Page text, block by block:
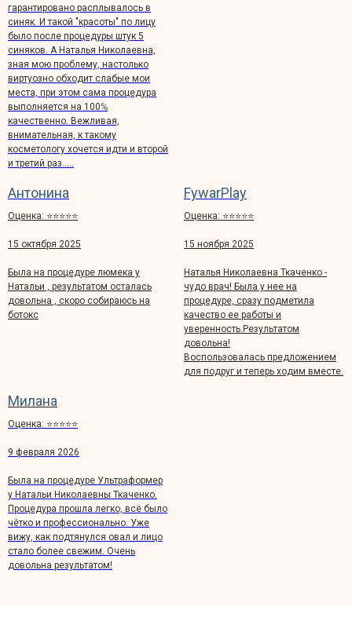
гарантировано расплывалось в
синяк. И такой "красоты" по лицу
было после процедуры штук 5
синяков. А Наталья Николаевна,
зная мою проблему, настолько
виртуозно обходит слабые мои
места, при этом сама процедура
выполняется на 100℅
качественно. Вежливая,
внимательная, к такому
косметологу хочется идти и второй
и третий раз.....
Антонина
Оценка: ⭐️⭐️⭐️⭐️⭐️
15 октября 2025
Была на процедуре люмека у
Натальи , результатом осталась
довольна , скоро собираюсь на
ботокс
FywarPlay
Оценка: ⭐️⭐️⭐️⭐️⭐️
15 ноября 2025
Наталья Николаевна Ткаченко -
чудо врач! Была у нее на
процедуре, сразу подметила
качество ее работы и
уверенность.Результатом
довольна!
Воспользовалась предложением
для подруг и теперь ходим вместе.
Милана
Оценка: ⭐️⭐️⭐️⭐️⭐️
9 февраля 2026
Была на процедуре Ультраформер
у Натальи Николаевны Ткаченко.
Процедура прошла легко, всё было
чётко и профессионально. Уже
вижу, как подтянулся овал и лицо
стало более свежим. Очень
довольна результатом!